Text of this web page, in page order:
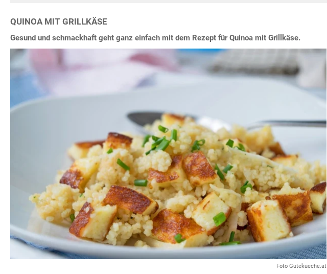
QUINOA MIT GRILLKÄSE
Gesund und schmackhaft geht ganz einfach mit dem Rezept für Quinoa mit Grillkäse.
Foto Gutekueche.at